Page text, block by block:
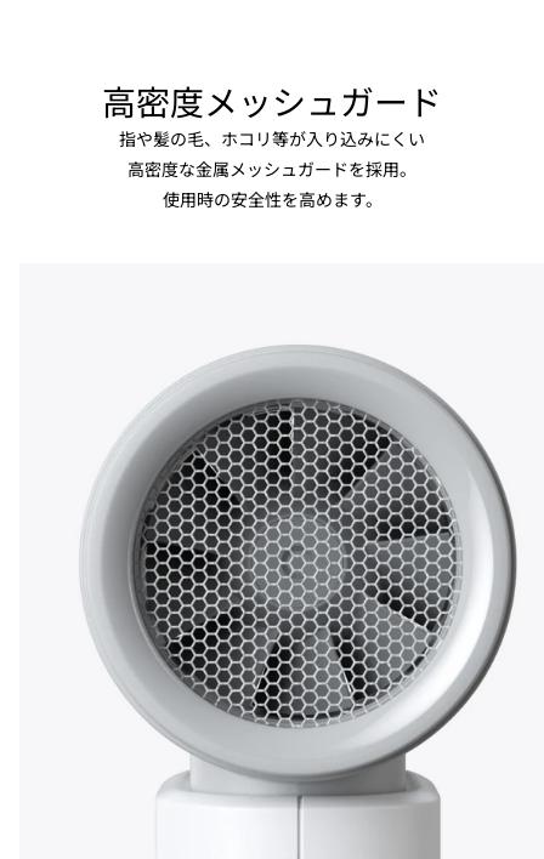
高密度メッシュガード
指や髪の毛、ホコリ等が入り込みにくい
高密度な金属メッシュガードを採用。
使用時の安全性を高めます。